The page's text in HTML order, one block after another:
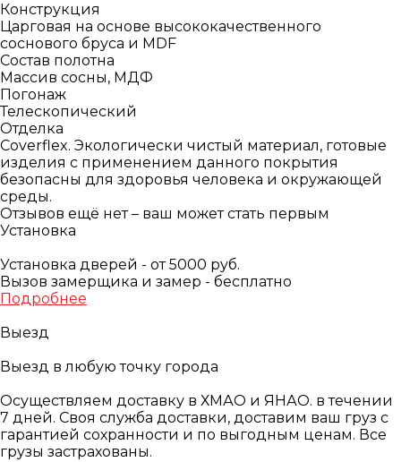
Конструкция
Царговая на основе высококачественного
соснового бруса и MDF
Состав полотна
Массив сосны, МДФ
Погонаж
Телескопический
Отделка
Coverflex. Экологически чистый материал, готовые
изделия с применением данного покрытия
безопасны для здоровья человека и окружающей
среды.
Отзывов ещё нет – ваш может стать первым
Установка
Установка дверей - от 5000 руб.
Вызов замерщика и замер - бесплатно
Подробнее
Выезд
Выезд в любую точку города
Осуществляем доставку в ХМАО и ЯНАО. в течении
7 дней. Своя служба доставки, доставим ваш груз с
гарантией сохранности и по выгодным ценам. Все
грузы застрахованы.